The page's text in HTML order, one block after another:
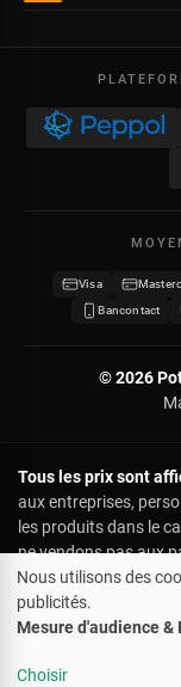
Lun – Ven
09:00 – 17:00
TVA BE
Conditions
Mentions légales
Protection des
Mes avoirs
Mes bons de
Devenir revendeur
Visa
Bancontact
© 2026
Tous les prix sont
aux entreprises,
les produits dans le
ne vendons pas aux
indicatifs : aucune
Pour une livraison à
Bien que la livraison
spéciales (express,
entraînent des frais
Nous utilisons des
publicités.
Mesure d'audience &
Choisir